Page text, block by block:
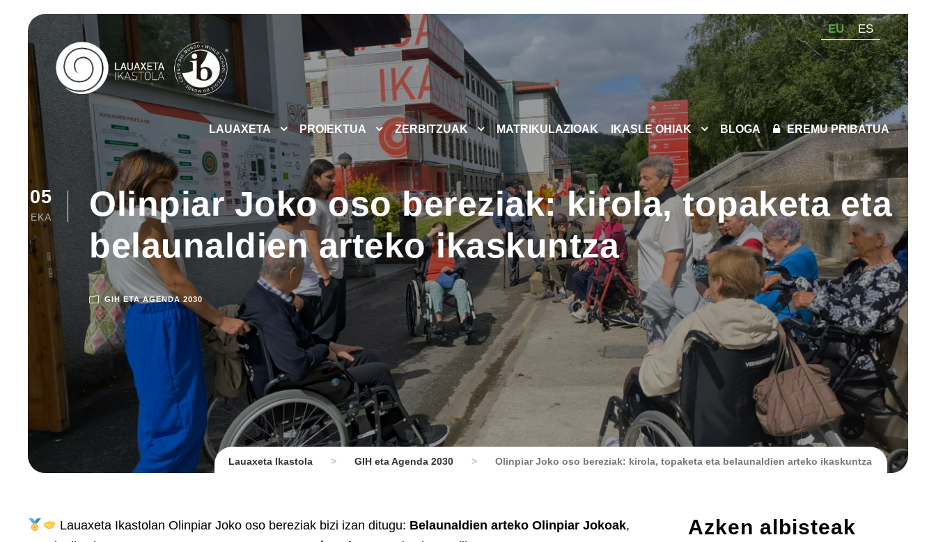
EU ES
LAUAXETA PROIEKTUA ZERBITZUAK MATRIKULAZIOAK IKASLE OHIAK BLOGA EREMU PRIBATUA
05
EKA
Olinpiar Joko oso bereziak: kirola, topaketa eta
belaunaldien arteko ikaskuntza
GIH ETA AGENDA 2030
Lauaxeta Ikastola > GIH eta Agenda 2030 > Olinpiar Joko oso bereziak: kirola, topaketa eta belaunaldien arteko ikaskuntza
Lauaxeta Ikastolan Olinpiar Joko oso bereziak bizi izan ditugu: Belaunaldien arteko Olinpiar Jokoak,
Azken albisteak